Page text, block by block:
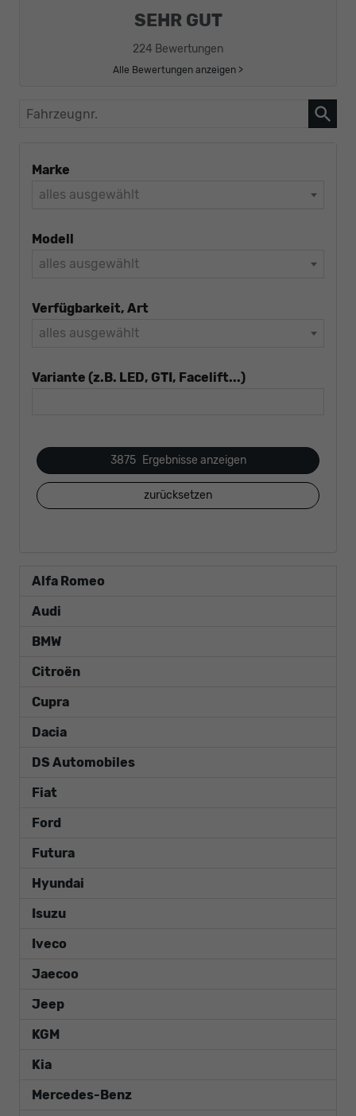
SEHR GUT
224 Bewertungen
Alle Bewertungen anzeigen >
Fahrzeugnr.
Marke
alles ausgewählt
Modell
alles ausgewählt
Verfügbarkeit, Art
alles ausgewählt
Variante (z.B. LED, GTI, Facelift...)
3875 Ergebnisse anzeigen
zurücksetzen
Alfa Romeo
Audi
BMW
Citroën
Cupra
Dacia
DS Automobiles
Fiat
Ford
Futura
Hyundai
Isuzu
Iveco
Jaecoo
Jeep
KGM
Kia
Mercedes-Benz